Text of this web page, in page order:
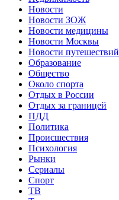
Новости
Новости ЗОЖ
Новости медицины
Новости Москвы
Новости путешествий
Образование
Общество
Около спорта
Отдых в России
Отдых за границей
ПДД
Политика
Происшествия
Психология
Рынки
Сериалы
Спорт
ТВ